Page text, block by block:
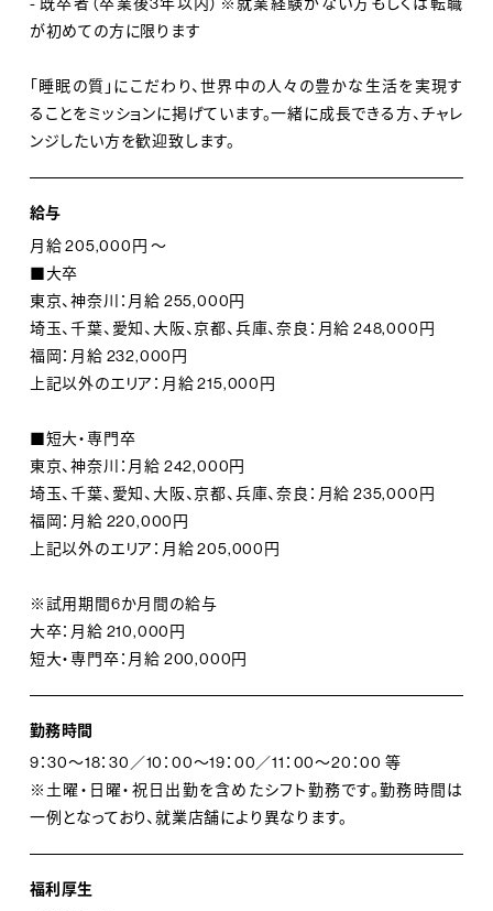
が初めての方に限ります
「睡眠の質」にこだわり、世界中の人々の豊かな生活を実現す
ることをミッションに掲げています。一緒に成長できる方、チャレ
ンジしたい方を歓迎致します。
給与
月給 205,000円 ～
■大卒
東京、神奈川：月給 255,000円
埼玉、千葉、愛知、大阪、京都、兵庫、奈良：月給 248,000円
福岡：月給 232,000円
上記以外のエリア：月給 215,000円
■短大・専門卒
東京、神奈川：月給 242,000円
埼玉、千葉、愛知、大阪、京都、兵庫、奈良：月給 235,000円
福岡：月給 220,000円
上記以外のエリア：月給 205,000円
※試用期間6か月間の給与
大卒：月給 210,000円
短大・専門卒：月給 200,000円
勤務時間
9：30～18：30／10：00～19：00／11：00～20：00 等
※土曜・日曜・祝日出勤を含めたシフト勤務です。勤務時間は
一例となっており、就業店舗により異なります。
福利厚生